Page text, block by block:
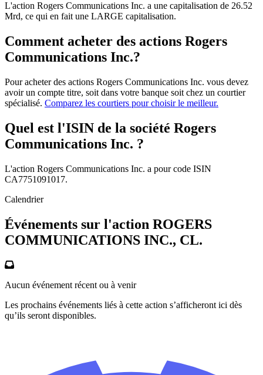
L'action Rogers Communications Inc. a une capitalisation de 26.52
Mrd, ce qui en fait une LARGE capitalisation.
Comment acheter des actions Rogers
Communications Inc.?
Pour acheter des actions Rogers Communications Inc. vous devez
avoir un compte titre, soit dans votre banque soit chez un courtier
spécialisé. Comparez les courtiers pour choisir le meilleur.
Quel est l'ISIN de la société Rogers
Communications Inc. ?
L'action Rogers Communications Inc. a pour code ISIN
CA7751091017.
Calendrier
Événements sur l'action ROGERS
COMMUNICATIONS INC., CL.
Aucun événement récent ou à venir
Les prochains événements liés à cette action s’afficheront ici dès
qu’ils seront disponibles.